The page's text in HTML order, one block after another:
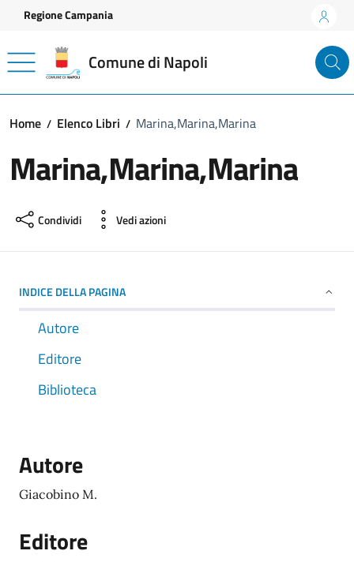
Vai ai contenuti
Vai al footer
Regione Campania
Comune di Napoli
Home Elenco Libri Marina,Marina,Marina
Marina,Marina,Marina
Condividi Vedi azioni
INDICE DELLA PAGINA
Autore
Editore
Biblioteca
Autore
Giacobino M.
Editore